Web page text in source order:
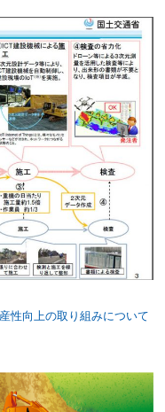
性向上の取り組みについて